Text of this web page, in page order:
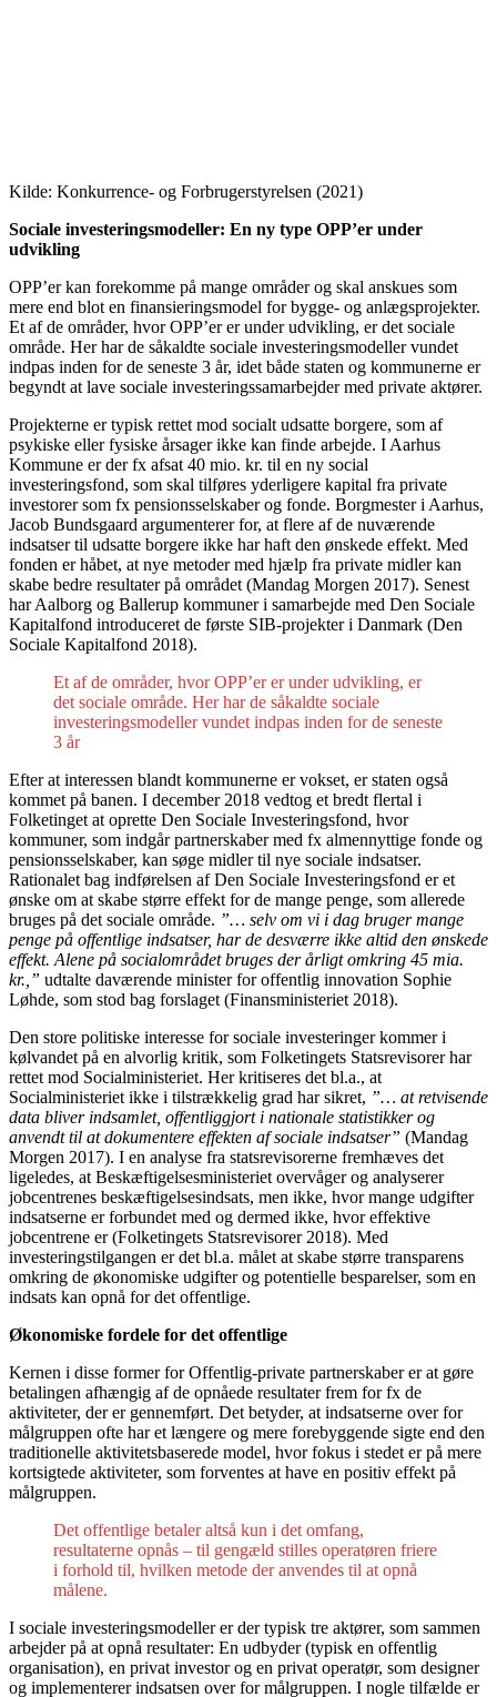
Kilde: Konkurrence- og Forbrugerstyrelsen (2021)
Sociale investeringsmodeller: En ny type OPP’er under
udvikling
OPP’er kan forekomme på mange områder og skal anskues som
mere end blot en finansieringsmodel for bygge- og anlægsprojekter.
Et af de områder, hvor OPP’er er under udvikling, er det sociale
område. Her har de såkaldte sociale investeringsmodeller vundet
indpas inden for de seneste 3 år, idet både staten og kommunerne er
begyndt at lave sociale investeringssamarbejder med private aktører.
Projekterne er typisk rettet mod socialt udsatte borgere, som af
psykiske eller fysiske årsager ikke kan finde arbejde. I Aarhus
Kommune er der fx afsat 40 mio. kr. til en ny social
investeringsfond, som skal tilføres yderligere kapital fra private
investorer som fx pensionsselskaber og fonde. Borgmester i Aarhus,
Jacob Bundsgaard argumenterer for, at flere af de nuværende
indsatser til udsatte borgere ikke har haft den ønskede effekt. Med
fonden er håbet, at nye metoder med hjælp fra private midler kan
skabe bedre resultater på området (Mandag Morgen 2017). Senest
har Aalborg og Ballerup kommuner i samarbejde med Den Sociale
Kapitalfond introduceret de første SIB-projekter i Danmark (Den
Sociale Kapitalfond 2018).
Et af de områder, hvor OPP’er er under udvikling, er
det sociale område. Her har de såkaldte sociale
investeringsmodeller vundet indpas inden for de seneste
3 år
Efter at interessen blandt kommunerne er vokset, er staten også
kommet på banen. I december 2018 vedtog et bredt flertal i
Folketinget at oprette Den Sociale Investeringsfond, hvor
kommuner, som indgår partnerskaber med fx almennyttige fonde og
pensionsselskaber, kan søge midler til nye sociale indsatser.
Rationalet bag indførelsen af Den Sociale Investeringsfond er et
ønske om at skabe større effekt for de mange penge, som allerede
bruges på det sociale område. ”… selv om vi i dag bruger mange
penge på offentlige indsatser, har de desværre ikke altid den ønskede
effekt. Alene på socialområdet bruges der årligt omkring 45 mia.
kr.,” udtalte daværende minister for offentlig innovation Sophie
Løhde, som stod bag forslaget (Finansministeriet 2018).
Den store politiske interesse for sociale investeringer kommer i
kølvandet på en alvorlig kritik, som Folketingets Statsrevisorer har
rettet mod Socialministeriet. Her kritiseres det bl.a., at
Socialministeriet ikke i tilstrækkelig grad har sikret, ”… at retvisende
data bliver indsamlet, offentliggjort i nationale statistikker og
anvendt til at dokumentere effekten af sociale indsatser” (Mandag
Morgen 2017). I en analyse fra statsrevisorerne fremhæves det
ligeledes, at Beskæftigelsesministeriet overvåger og analyserer
jobcentrenes beskæftigelsesindsats, men ikke, hvor mange udgifter
indsatserne er forbundet med og dermed ikke, hvor effektive
jobcentrene er (Folketingets Statsrevisorer 2018). Med
investeringstilgangen er det bl.a. målet at skabe større transparens
omkring de økonomiske udgifter og potentielle besparelser, som en
indsats kan opnå for det offentlige.
Økonomiske fordele for det offentlige
Kernen i disse former for Offentlig-private partnerskaber er at gøre
betalingen afhængig af de opnåede resultater frem for fx de
aktiviteter, der er gennemført. Det betyder, at indsatserne over for
målgruppen ofte har et længere og mere forebyggende sigte end den
traditionelle aktivitetsbaserede model, hvor fokus i stedet er på mere
kortsigtede aktiviteter, som forventes at have en positiv effekt på
målgruppen.
Det offentlige betaler altså kun i det omfang,
resultaterne opnås – til gengæld stilles operatøren friere
i forhold til, hvilken metode der anvendes til at opnå
målene.
I sociale investeringsmodeller er der typisk tre aktører, som sammen
arbejder på at opnå resultater: En udbyder (typisk en offentlig
organisation), en privat investor og en privat operatør, som designer
og implementerer indsatsen over for målgruppen. I nogle tilfælde er